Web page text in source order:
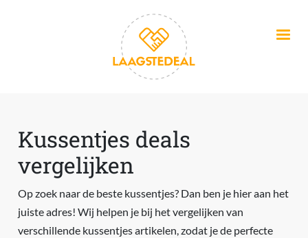
Kussentjes deals
vergelijken
Op zoek naar de beste kussentjes? Dan ben je hier aan het
juiste adres! Wij helpen je bij het vergelijken van
verschillende kussentjes artikelen, zodat je de perfecte